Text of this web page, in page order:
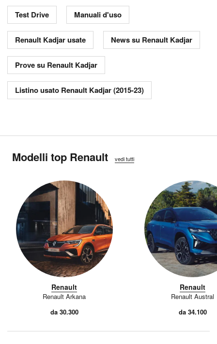
Test Drive Manuali d'uso
Renault Kadjar usate News su Renault Kadjar
Prove su Renault Kadjar
Listino usato Renault Kadjar (2015-23)
Modelli top Renault vedi tutti
Renault
Renault Arkana
da 30.300
Renault
Renault Austral
da 34.100